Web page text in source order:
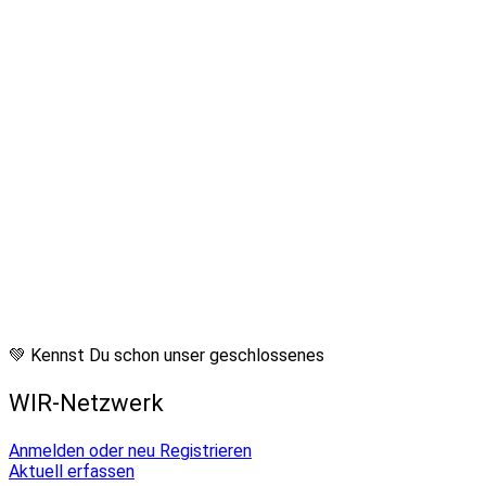
💚 Kennst Du schon unser geschlossenes
WIR-Netzwerk
Anmelden oder neu Registrieren
Aktuell erfassen